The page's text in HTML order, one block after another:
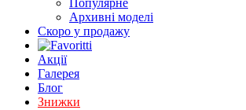
Популярне
Архивні моделі
Скоро у продажу
Акції
Галерея
Блог
Знижки